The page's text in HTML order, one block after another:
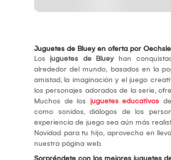
Juguetes de Bluey en oferta por Oechsle
Los juguetes de Blueyhan
alrededor del mundo, basados en la
amistad, la imaginación y el juego
los personajes adorados de la serie,
Muchos de los juguetes educativos
como sonidos, diálogos de los
experiencia de juego sea aún más
Navidad para tu hijo, aprovecha en
nuestra página web.